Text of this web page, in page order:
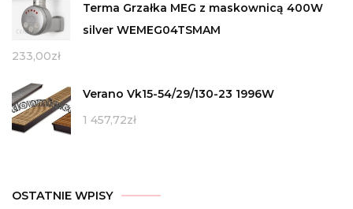
Terma Grzałka MEG z maskownicą 400W
silver WEMEG04TSMAM
233,00zł
Verano Vk15-54/29/130-23 1996W
1 457,72zł
OSTATNIE WPISY